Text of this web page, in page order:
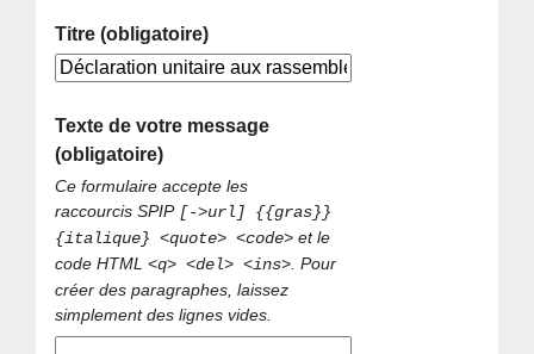
Titre (obligatoire)
Texte de votre message
(obligatoire)
Ce formulaire accepte les
raccourcis SPIP [->url] {{gras}}
{italique} <quote> <code> et le
code HTML<q> <del> <ins> . Pour
créer des paragraphes, laissez
simplement des lignes vides.